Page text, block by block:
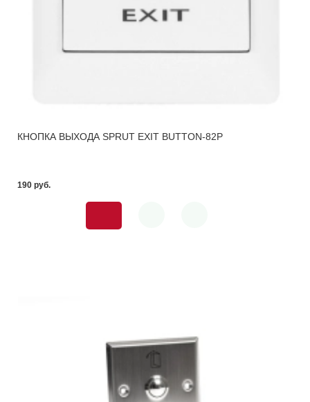
КНОПКА ВЫХОДА SPRUT EXIT BUTTON-82P
190 pуб.